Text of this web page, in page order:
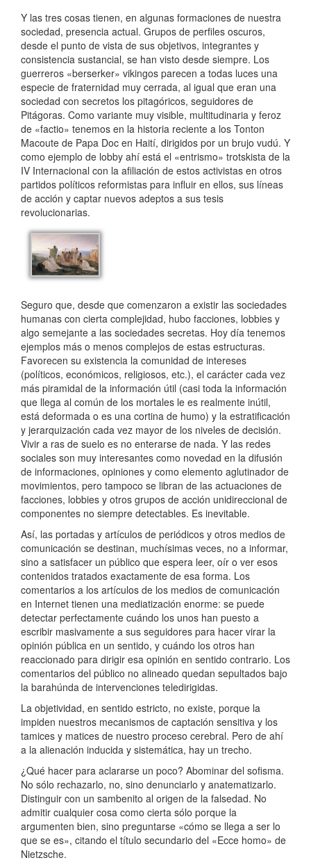
Y las tres cosas tienen, en algunas formaciones de nuestra
sociedad, presencia actual. Grupos de perfiles oscuros,
desde el punto de vista de sus objetivos, integrantes y
consistencia sustancial, se han visto desde siempre. Los
guerreros «berserker» vikingos parecen a todas luces una
especie de fraternidad muy cerrada, al igual que eran una
sociedad con secretos los pitagóricos, seguidores de
Pitágoras. Como variante muy visible, multitudinaria y feroz
de «factio» tenemos en la historia reciente a los Tonton
Macoute de Papa Doc en Haití, dirigidos por un brujo vudú. Y
como ejemplo de lobby ahí está el «entrismo» trotskista de la
IV Internacional con la afiliación de estos activistas en otros
partidos políticos reformistas para influir en ellos, sus líneas
de acción y captar nuevos adeptos a sus tesis
revolucionarias.
Seguro que, desde que comenzaron a existir las sociedades
humanas con cierta complejidad, hubo facciones, lobbies y
algo semejante a las sociedades secretas. Hoy día tenemos
ejemplos más o menos complejos de estas estructuras.
Favorecen su existencia la comunidad de intereses
(políticos, económicos, religiosos, etc.), el carácter cada vez
más piramidal de la información útil (casi toda la información
que llega al común de los mortales le es realmente inútil,
está deformada o es una cortina de humo) y la estratificación
y jerarquización cada vez mayor de los niveles de decisión.
Vivir a ras de suelo es no enterarse de nada. Y las redes
sociales son muy interesantes como novedad en la difusión
de informaciones, opiniones y como elemento aglutinador de
movimientos, pero tampoco se libran de las actuaciones de
facciones, lobbies y otros grupos de acción unidireccional de
componentes no siempre detectables. Es inevitable.
Así, las portadas y artículos de periódicos y otros medios de
comunicación se destinan, muchísimas veces, no a informar,
sino a satisfacer un público que espera leer, oír o ver esos
contenidos tratados exactamente de esa forma. Los
comentarios a los artículos de los medios de comunicación
en Internet tienen una mediatización enorme: se puede
detectar perfectamente cuándo los unos han puesto a
escribir masivamente a sus seguidores para hacer virar la
opinión pública en un sentido, y cuándo los otros han
reaccionado para dirigir esa opinión en sentido contrario. Los
comentarios del público no alineado quedan sepultados bajo
la barahúnda de intervenciones teledirigidas.
La objetividad, en sentido estricto, no existe, porque la
impiden nuestros mecanismos de captación sensitiva y los
tamices y matices de nuestro proceso cerebral. Pero de ahí
a la alienación inducida y sistemática, hay un trecho.
¿Qué hacer para aclararse un poco? Abominar del sofisma.
No sólo rechazarlo, no, sino denunciarlo y anatematizarlo.
Distinguir con un sambenito al origen de la falsedad. No
admitir cualquier cosa como cierta sólo porque la
argumenten bien, sino preguntarse «cómo se llega a ser lo
que se es», citando el título secundario del «Ecce homo» de
Nietzsche.